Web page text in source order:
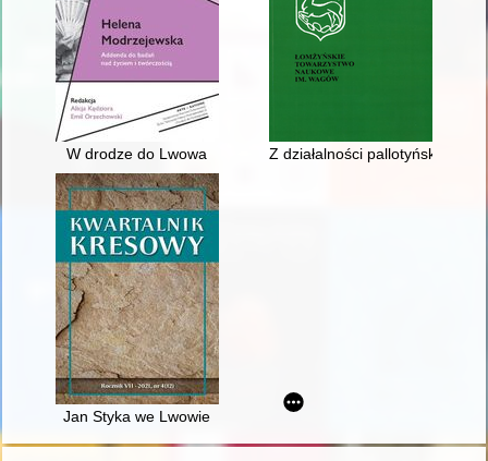
W drodze do Lwowa Z działalności pallotyńskiego
Jan Styka we Lwowie